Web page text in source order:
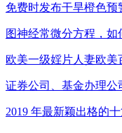
免费时发布干旱橙色预
图神经常微分方程，
欧美一级婬片人妻欧美
证券公司、基金办理公
2019 年最新颖出格的